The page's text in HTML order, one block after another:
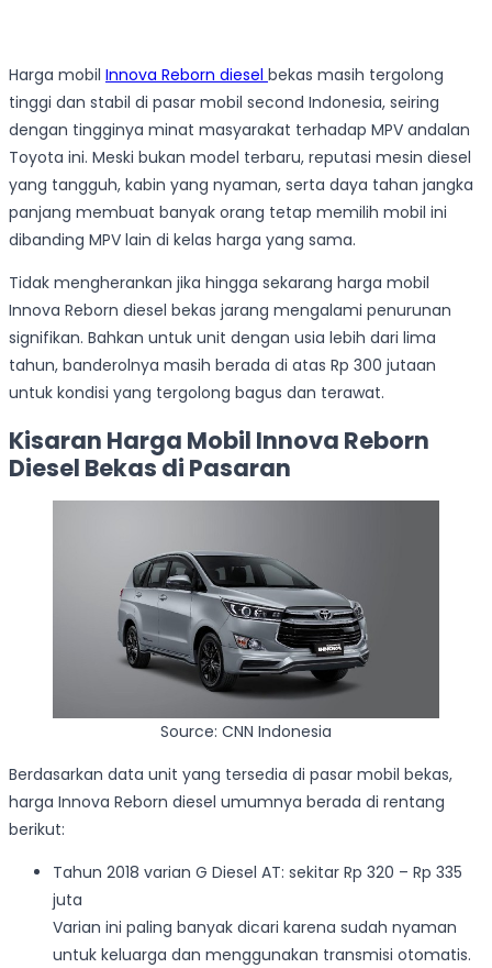
Harga mobil Innova Reborn diesel bekas masih tergolong
tinggi dan stabil di pasar mobil second Indonesia, seiring
dengan tingginya minat masyarakat terhadap MPV andalan
Toyota ini. Meski bukan model terbaru, reputasi mesin diesel
yang tangguh, kabin yang nyaman, serta daya tahan jangka
panjang membuat banyak orang tetap memilih mobil ini
dibanding MPV lain di kelas harga yang sama.
Tidak mengherankan jika hingga sekarang harga mobil
Innova Reborn diesel bekas jarang mengalami penurunan
signifikan. Bahkan untuk unit dengan usia lebih dari lima
tahun, banderolnya masih berada di atas Rp 300 jutaan
untuk kondisi yang tergolong bagus dan terawat.
Kisaran Harga Mobil Innova Reborn
Diesel Bekas di Pasaran
Source: CNN Indonesia
Berdasarkan data unit yang tersedia di pasar mobil bekas,
harga Innova Reborn diesel umumnya berada di rentang
berikut:
Tahun 2018 varian G Diesel AT: sekitar Rp 320 – Rp 335
juta
Varian ini paling banyak dicari karena sudah nyaman
untuk keluarga dan menggunakan transmisi otomatis.